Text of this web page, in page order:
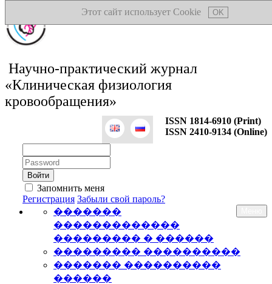
Этот сайт использует Cookie OK
Научно-практический журнал
«Клиническая физиология
кровообращения»
ISSN 1814-6910 (Print)
ISSN 2410-9134 (Online)
Пароль:
Запомнить меня
Регистрация Забыли свой пароль?
�������
�������������
��������� � ������
��������� ����������
������� ����������
������